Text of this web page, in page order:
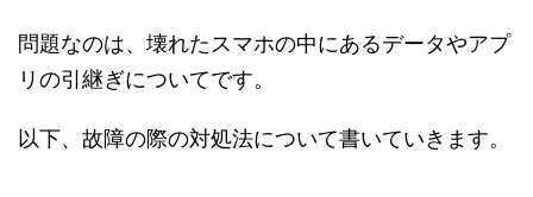
問題なのは、壊れたスマホの中にあるデータやアプ
リの引継ぎについてです。
以下、故障の際の対処法について書いていきます。